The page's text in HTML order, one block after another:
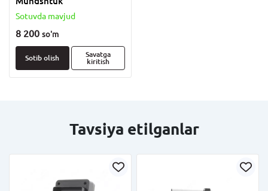
Sotuvda mavjud
8 200 so'm
Sotib olish
Savatga
kiritish
Tavsiya etilganlar